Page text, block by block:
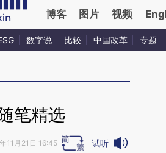
博客 图片 视频
数字说 比较 中国改革 专题
笔精选
11月21日 16:45 试听